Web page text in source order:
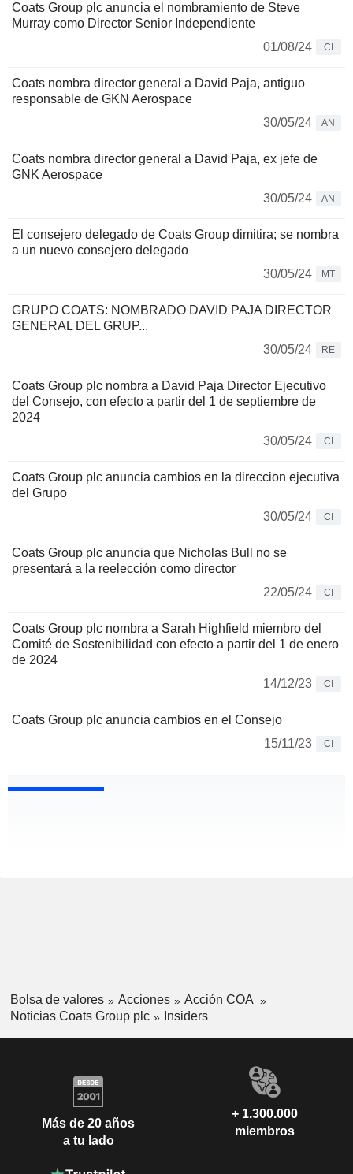
Coats Group plc anuncia el nombramiento de Steve
Murray como Director Senior Independiente
01/08/24
CI
Coats nombra director general a David Paja, antiguo
responsable de GKN Aerospace
30/05/24
AN
Coats nombra director general a David Paja, ex jefe de
GNK Aerospace
30/05/24
AN
El consejero delegado de Coats Group dimitira; se nombra
a un nuevo consejero delegado
30/05/24
MT
GRUPO COATS: NOMBRADO DAVID PAJA DIRECTOR
GENERAL DEL GRUP...
30/05/24
RE
Coats Group plc nombra a David Paja Director Ejecutivo
del Consejo, con efecto a partir del 1 de septiembre de
2024
30/05/24
CI
Coats Group plc anuncia cambios en la direccion ejecutiva
del Grupo
30/05/24
CI
Coats Group plc anuncia que Nicholas Bull no se
presentará a la reelección como director
22/05/24
CI
Coats Group plc nombra a Sarah Highfield miembro del
Comité de Sostenibilidad con efecto a partir del 1 de enero
de 2024
14/12/23
CI
Coats Group plc anuncia cambios en el Consejo
15/11/23
CI
Bolsa de valores Acciones
Acción COA
Noticias Coats Group plc
Insiders
Más de 20 años
a tu lado
+ 1.300.000
miembros